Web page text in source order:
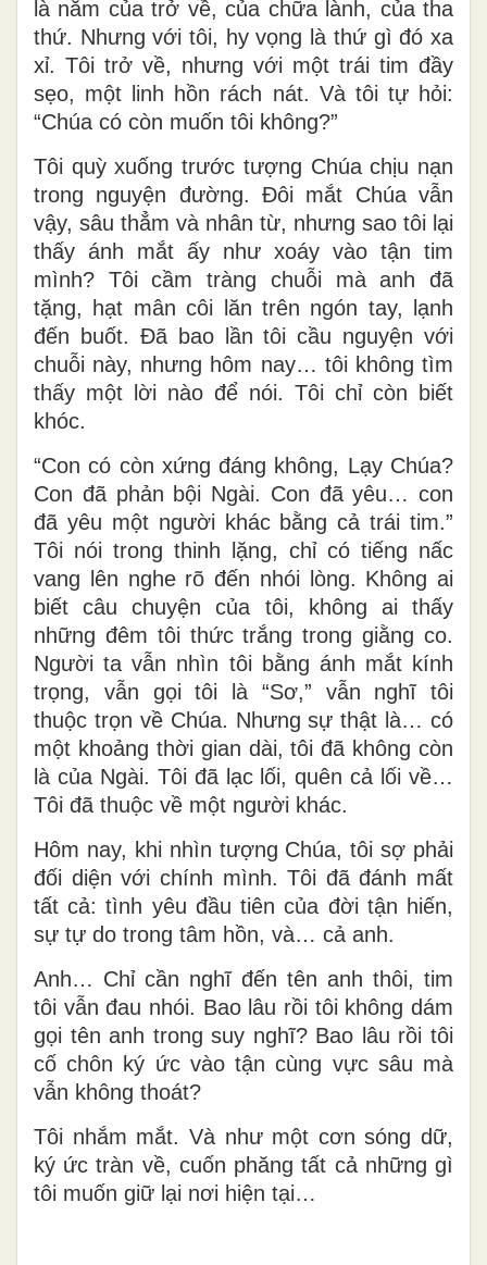
là năm của trở về, của chữa lành, của tha
thứ. Nhưng với tôi, hy vọng là thứ gì đó xa
xỉ. Tôi trở về, nhưng với một trái tim đầy
sẹo, một linh hồn rách nát. Và tôi tự hỏi:
“Chúa có còn muốn tôi không?”
Tôi quỳ xuống trước tượng Chúa chịu nạn
trong nguyện đường. Đôi mắt Chúa vẫn
vậy, sâu thẳm và nhân từ, nhưng sao tôi lại
thấy ánh mắt ấy như xoáy vào tận tim
mình? Tôi cầm tràng chuỗi mà anh đã
tặng, hạt mân côi lăn trên ngón tay, lạnh
đến buốt. Đã bao lần tôi cầu nguyện với
chuỗi này, nhưng hôm nay… tôi không tìm
thấy một lời nào để nói. Tôi chỉ còn biết
khóc.
“Con có còn xứng đáng không, Lạy Chúa?
Con đã phản bội Ngài. Con đã yêu… con
đã yêu một người khác bằng cả trái tim.”
Tôi nói trong thinh lặng, chỉ có tiếng nấc
vang lên nghe rõ đến nhói lòng. Không ai
biết câu chuyện của tôi, không ai thấy
những đêm tôi thức trắng trong giằng co.
Người ta vẫn nhìn tôi bằng ánh mắt kính
trọng, vẫn gọi tôi là “Sơ,” vẫn nghĩ tôi
thuộc trọn về Chúa. Nhưng sự thật là… có
một khoảng thời gian dài, tôi đã không còn
là của Ngài. Tôi đã lạc lối, quên cả lối về…
Tôi đã thuộc về một người khác.
Hôm nay, khi nhìn tượng Chúa, tôi sợ phải
đối diện với chính mình. Tôi đã đánh mất
tất cả: tình yêu đầu tiên của đời tận hiến,
sự tự do trong tâm hồn, và… cả anh.
Anh… Chỉ cần nghĩ đến tên anh thôi, tim
tôi vẫn đau nhói. Bao lâu rồi tôi không dám
gọi tên anh trong suy nghĩ? Bao lâu rồi tôi
cố chôn ký ức vào tận cùng vực sâu mà
vẫn không thoát?
Tôi nhắm mắt. Và như một cơn sóng dữ,
ký ức tràn về, cuốn phăng tất cả những gì
tôi muốn giữ lại nơi hiện tại…